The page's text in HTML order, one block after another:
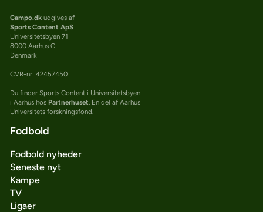
Campo.dkudgives af
Sports Content ApS
Universitetsbyen 71
8000 Aarhus C
Denmark
CVR-nr: 42457450
Du finder Sports Content i Universitetsbyen
i Aarhus hos Partnerhuset . En del af Aarhus
Universitets forskningsfond.
Fodbold
Fodbold nyheder
Seneste nyt
Kampe
TV
Ligaer